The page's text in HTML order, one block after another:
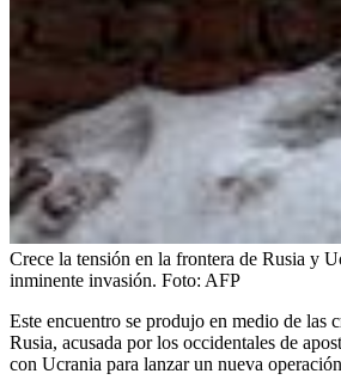
Crece la tensión en la frontera de Rusia y
inminente invasión. Foto: AFP
Este encuentro se produjo en medio de las
Rusia, acusada por los occidentales de
con Ucrania para lanzar un nueva